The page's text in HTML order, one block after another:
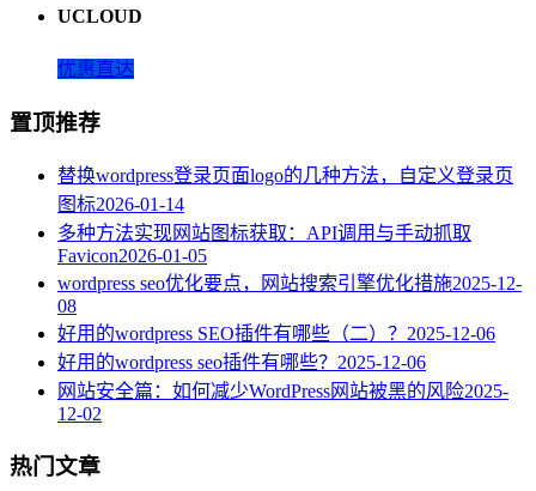
UCLOUD
优惠直达
置顶推荐
替换wordpress登录页面logo的几种方法，自定义登录页
图标2026-01-14
多种方法实现网站图标获取：API调用与手动抓取
Favicon2026-01-05
wordpress seo优化要点，网站搜索引擎优化措施2025-12-
08
好用的wordpress SEO插件有哪些（二）？ 2025-12-06
好用的wordpress seo插件有哪些？ 2025-12-06
网站安全篇：如何减少WordPress网站被黑的风险2025-
12-02
热门文章